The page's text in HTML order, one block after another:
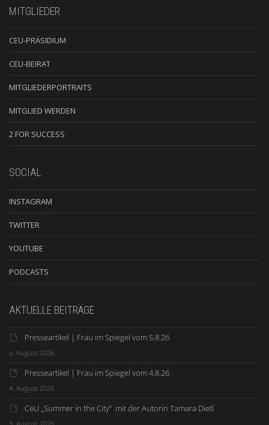
MITGLIEDER
CEU-PRÄSIDIUM
CEU-BEIRAT
MITGLIEDERPORTRAITS
MITGLIED WERDEN
2 FOR SUCCESS
SOCIAL
INSTAGRAM
TWITTER
YOUTUBE
PODCASTS
AKTUELLE BEITRÄGE
Presseartikel | Frau im Spiegel vom 5.8.26
6. August 2026
Presseartikel | Frau im Spiegel vom 4.8.26
4. August 2026
CeU „Summer in the City“ mit der Autorin Tamara Dietl